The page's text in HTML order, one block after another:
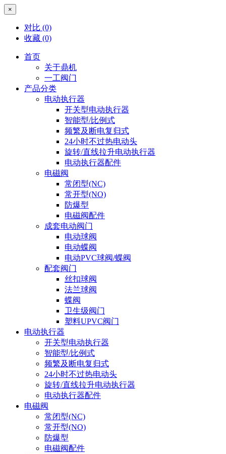
×
对比 (0)
收藏 (0)
首页
关于鼎机
一工阀门
产品分类
电动执行器
开关型电动执行器
智能型/比例式
频繁及断电复归式
24小时不过热电动头
旋转/直线拉升电动执行器
电动执行器配件
电磁阀
常闭型(NC)
常开型(NO)
防爆型
电磁阀配件
成套电动阀门
电动球阀
电动蝶阀
电动PVC球阀/蝶阀
配套阀门
丝扣球阀
法兰球阀
蝶阀
卫生级阀门
塑料UPVC阀门
电动执行器
开关型电动执行器
智能型/比例式
频繁及断电复归式
24小时不过热电动头
旋转/直线拉升电动执行器
电动执行器配件
电磁阀
常闭型(NC)
常开型(NO)
防爆型
电磁阀配件